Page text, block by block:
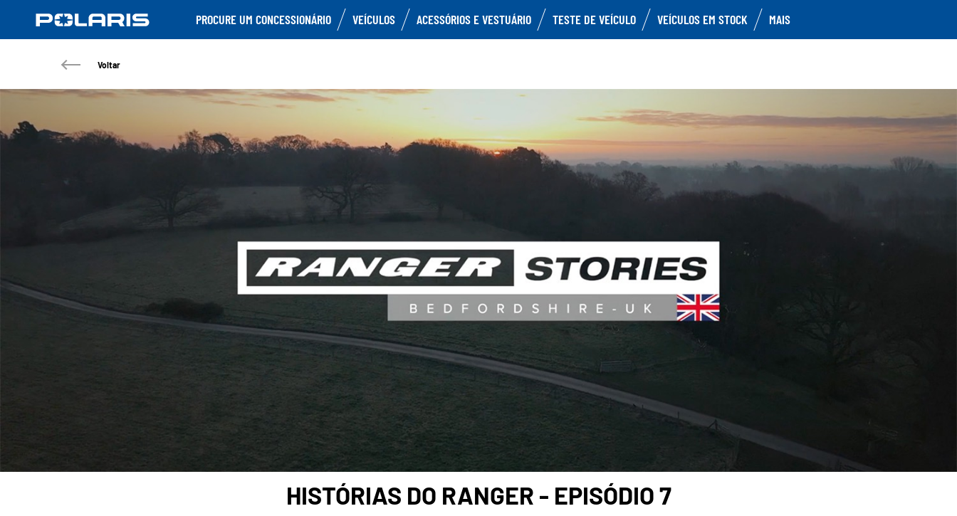
PROCURE UM CONCESSIONÁRIO VEÍCULOS ACESSÓRIOS E VESTUÁRIO TESTE DE VEÍCULO VEÍCULOS EM STOCK MAIS
Voltar
HISTÓRIAS DO RANGER - EPISÓDIO 7